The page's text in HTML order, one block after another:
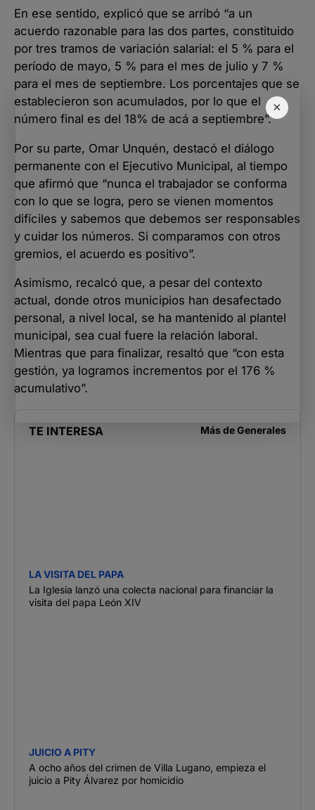
×
En ese sentido, explicó que se arribó “a un
acuerdo razonable para las dos partes, constituido
por tres tramos de variación salarial: el 5 % para el
período de mayo, 5 % para el mes de julio y 7 %
para el mes de septiembre. Los porcentajes que se
establecieron son acumulados, por lo que el
número final es del 18% de acá a septiembre”.
Por su parte, Omar Unquén, destacó el diálogo
permanente con el Ejecutivo Municipal, al tiempo
que afirmó que “nunca el trabajador se conforma
con lo que se logra, pero se vienen momentos
difíciles y sabemos que debemos ser responsables
y cuidar los números. Si comparamos con otros
gremios, el acuerdo es positivo”.
Asimismo, recalcó que, a pesar del contexto
actual, donde otros municipios han desafectado
personal, a nivel local, se ha mantenido al plantel
municipal, sea cual fuere la relación laboral.
Mientras que para finalizar, resaltó que “con esta
gestión, ya logramos incrementos por el 176 %
acumulativo”.
TE INTERESA Más deGenerales
LA VISITA DEL PAPA
La Iglesia lanzó una colecta nacional para financiar la
visita del papa León XIV
JUICIO A PITY
A ocho años del crimen de Villa Lugano, empieza el
juicio a Pity Álvarez por homicidio